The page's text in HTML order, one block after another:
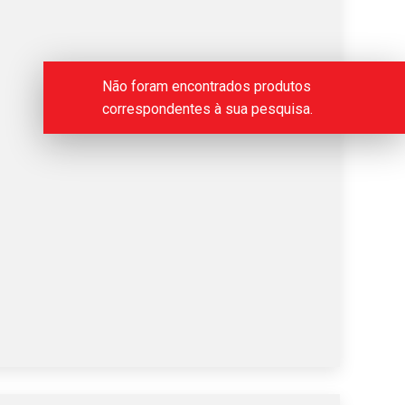
Não foram encontrados produtos
correspondentes à sua pesquisa.